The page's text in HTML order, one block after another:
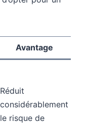
Avantage
Réduit
considérablement
le risque de